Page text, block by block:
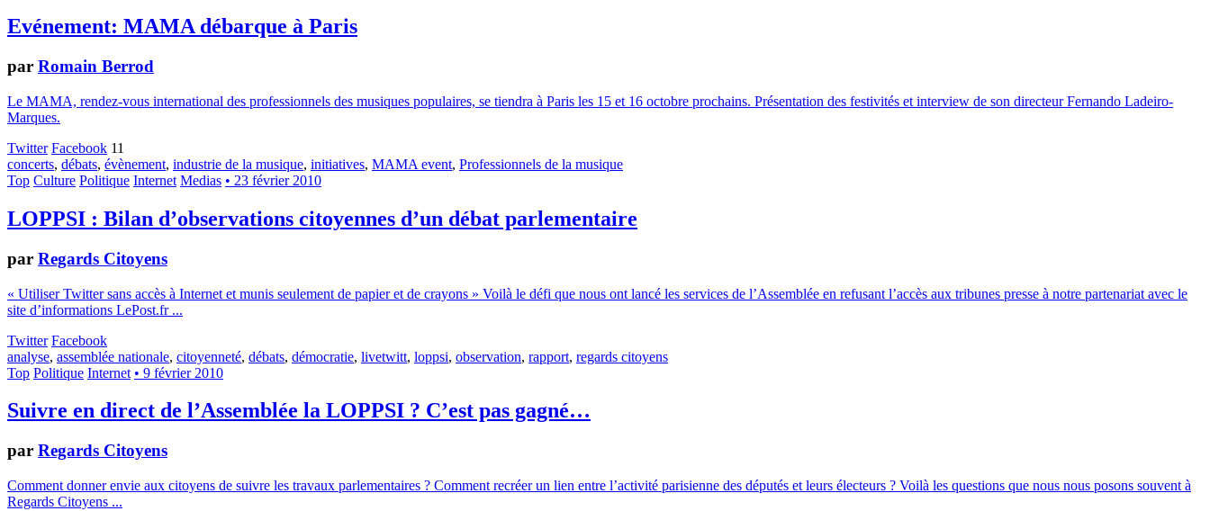
Evénement: MAMA débarque à Paris
par Romain Berrod
Le MAMA, rendez-vous international des professionnels des musiques populaires, se tiendra à Paris les 15 et 16 octobre prochains. Présentation des festivités et interview de son directeur Fernando Ladeiro-
Marques.
Twitter Facebook 11
concerts, débats, évènement, industrie de la musique, initiatives, MAMA event, Professionnels de la musique
Top Culture Politique Internet Medias • 23 février 2010
LOPPSI : Bilan d’observations citoyennes d’un débat parlementaire
par Regards Citoyens
« Utiliser Twitter sans accès à Internet et munis seulement de papier et de crayons » Voilà le défi que nous ont lancé les services de l’Assemblée en refusant l’accès aux tribunes presse à notre partenariat avec le
site d’informations LePost.fr ...
Twitter Facebook
analyse, assemblée nationale, citoyenneté, débats, démocratie, livetwitt, loppsi, observation, rapport, regards citoyens
Top Politique Internet • 9 février 2010
Suivre en direct de l’Assemblée la LOPPSI ? C’est pas gagné…
par Regards Citoyens
Comment donner envie aux citoyens de suivre les travaux parlementaires ? Comment recréer un lien entre l’activité parisienne des députés et leurs électeurs ? Voilà les questions que nous nous posons souvent à
Regards Citoyens ...